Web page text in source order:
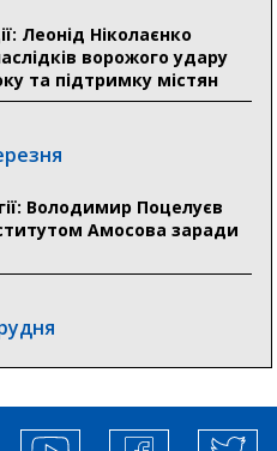
до обговорення Плану
міністром
співпрацю: Суми
Леонід Ніколаєнко
ворожого удару
та підтримку містян
Володимир Поцелуєв
Амосова заради
українських
Гузенко